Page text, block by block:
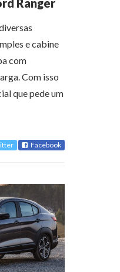
e cabine
com
Com isso
que pede um
Facebook